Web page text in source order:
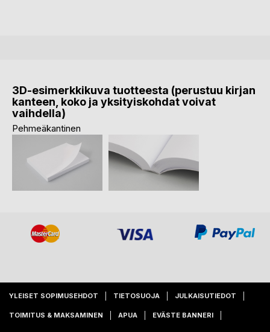
3D-esimerkkikuva tuotteesta (perustuu kirjan
kanteen, koko ja yksityiskohdat voivat
vaihdella)
Pehmeäkantinen
YLEISET SOPIMUSEHDOT TIETOSUOJA JULKAISUTIEDOT
TOIMITUS & MAKSAMINEN APUA EVÄSTE BANNERI